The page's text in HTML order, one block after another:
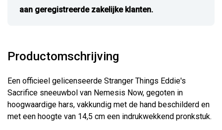
aan geregistreerde zakelijke klanten.
Productomschrijving
Een officieel gelicenseerde Stranger Things Eddie's
Sacrifice sneeuwbol van Nemesis Now, gegoten in
hoogwaardige hars, vakkundig met de hand beschilderd en
met een hoogte van 14,5 cm een ​​indrukwekkend pronkstuk.